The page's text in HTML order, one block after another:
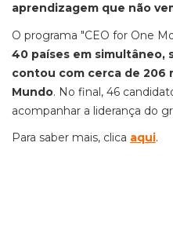
aprendizagem que não
O programa "CEO for One
40 países em simultâneo,
contou com cerca de 206
Mundo. No final, 46
acompanhar a liderança do
Para saber mais, clica aqui.